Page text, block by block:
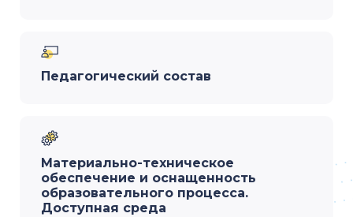
Педагогический состав
Материально-техническое
обеспечение и оснащенность
образовательного процесса.
Доступная среда